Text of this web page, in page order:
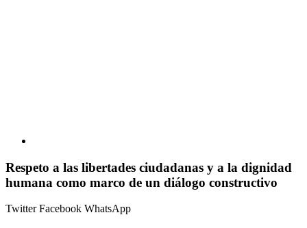
Respeto a las libertades ciudadanas y a la dignidad
humana como marco de un diálogo constructivo
TwitterFacebook WhatsApp